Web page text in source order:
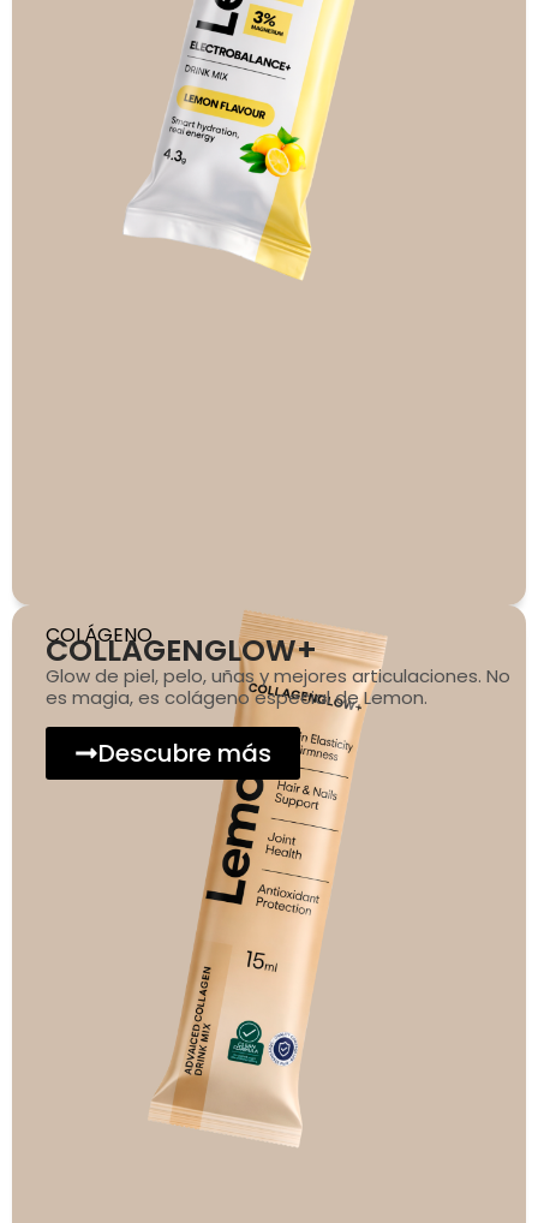
COLÁGENO
COLLAGENGLOW+
Glow de piel, pelo, uñas y mejores articulaciones. No
es magia, es colágeno especial de Lemon.
Descubre más